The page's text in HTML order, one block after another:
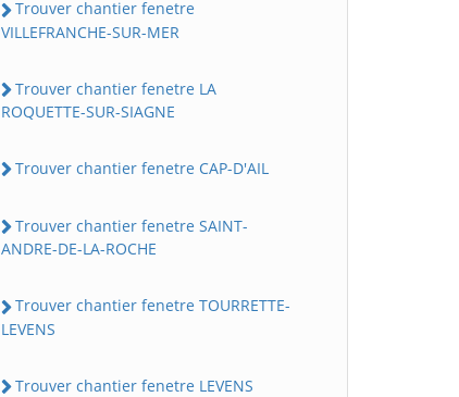
Trouver chantier fenetre
VILLEFRANCHE-SUR-MER
Trouver chantier fenetre LA
ROQUETTE-SUR-SIAGNE
Trouver chantier fenetre CAP-D'AIL
Trouver chantier fenetre SAINT-
ANDRE-DE-LA-ROCHE
Trouver chantier fenetre TOURRETTE-
LEVENS
Trouver chantier fenetre LEVENS